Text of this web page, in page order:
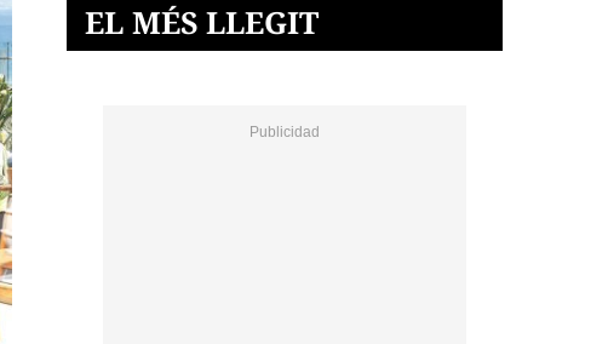
EL MÉS LLEGIT